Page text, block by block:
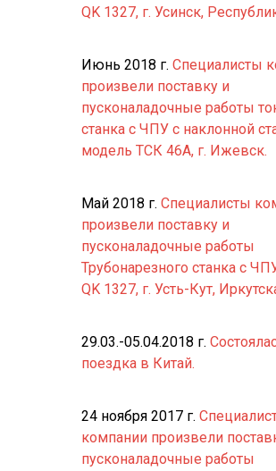
QK 1327, г. Усинск,
Июнь 2018 г. Специалисты
произвели поставку и
пусконаладочные работы
станка с ЧПУ с наклонной
модель ТСК 46А, г. Ижевск.
Май 2018 г. Специалисты
произвели поставку и
пусконаладочные работы
Трубонарезного станка с
QK 1327, г. Усть-Кут,
29.03.-05.04.2018 г.
поездка в Китай.
24 ноября 2017 г.
компании произвели
пусконаладочные работы